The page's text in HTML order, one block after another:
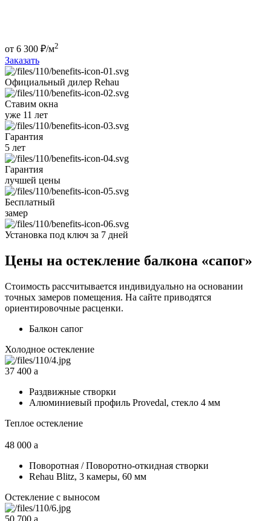
от 6 300 ₽/м2
Заказать
Официальный дилер Rehau
Ставим окна
уже 11 лет
Гарантия
5 лет
Гарантия
лучшей цены
Бесплатный
замер
Установка под ключ за 7 дней
Цены на остекление балкона «сапог»
Стоимость рассчитывается индивидуально на основании
точных замеров помещения. На сайте приводятся
ориентировочные расценки.
Балкон сапог
Холодное остекление
37 400 a
Раздвижные створки
Алюминиевый профиль Provedal, стекло 4 мм
Теплое остекление
48 000 a
Поворотная / Поворотно-откидная створки
Rehau Blitz, 3 камеры, 60 мм
Остекление с выносом
50 700 a